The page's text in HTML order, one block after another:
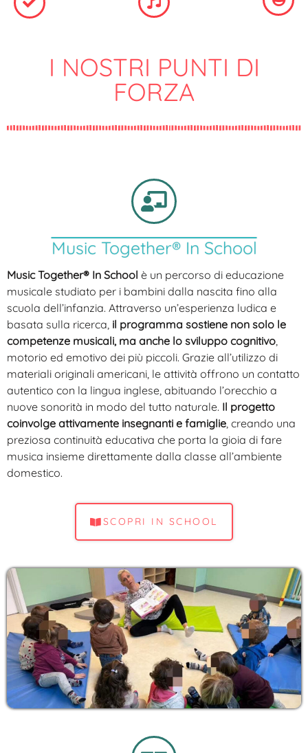
I NOSTRI PUNTI DI
FORZA
Music Together® In School
Music Together® In School è un percorso di educazione
musicale studiato per i bambini dalla nascita fino alla
scuola dell’infanzia. Attraverso un’esperienza ludica e
basata sulla ricerca, il programma sostiene non solo le
competenze musicali, ma anche lo sviluppo cognitivo,
motorio ed emotivo dei più piccoli. Grazie all’utilizzo di
materiali originali americani, le attività offrono un contatto
autentico con la lingua inglese, abituando l’orecchio a
nuove sonorità in modo del tutto naturale. Il progetto
coinvolge attivamente insegnanti e famiglie, creando una
preziosa continuità educativa che porta la gioia di fare
musica insieme direttamente dalla classe all’ambiente
domestico.
SCOPRI IN SCHOOL